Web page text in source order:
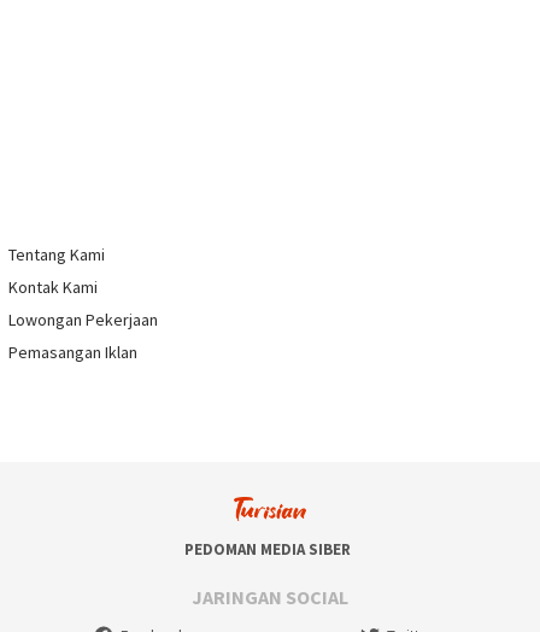
Tentang Kami
Kontak Kami
Lowongan Pekerjaan
Pemasangan Iklan
PEDOMAN MEDIA SIBER
JARINGAN SOCIAL